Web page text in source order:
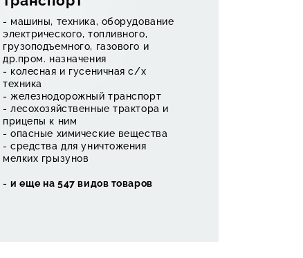
- машины, техника, оборудование
электрического, топливного,
грузоподъемного, газового и
др.пром. назначения
- колесная и гусеничная с/х
техника
- железнодорожный транспорт
- лесохозяйственные трактора и
прицепы к ним
- опасные химические вещества
- средства для уничтожения
мелких грызунов
-и еще на 547 видов товаров